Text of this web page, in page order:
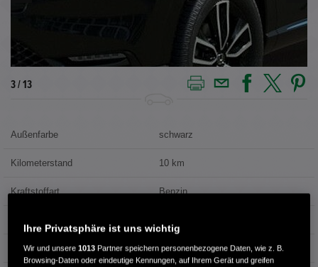
4 / 13
Außenfarbe schwarz
Kilometerstand 10 km
Kraftstoffart Benzin
Leistung 96 kW / 131 PS
Ihre Privatsphäre ist uns wichtig
Wir und unsere1013 Partner speichern personenbezogene Daten, wie z. B.
Browsing-Daten oder eindeutige Kennungen, auf Ihrem Gerät und greifen